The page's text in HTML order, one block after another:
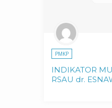
PMKP
INDIKATOR
RSAU dr.